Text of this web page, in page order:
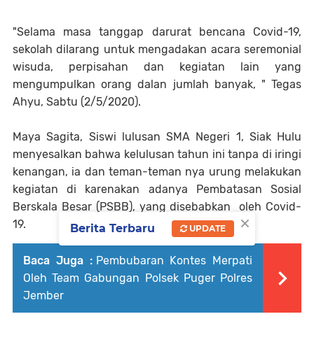
"Selama masa tanggap darurat bencana Covid-19,
sekolah dilarang untuk mengadakan acara seremonial
wisuda, perpisahan dan kegiatan lain yang
mengumpulkan orang dalan jumlah banyak, " Tegas
Ahyu, Sabtu (2/5/2020).
Maya Sagita, Siswi lulusan SMA Negeri 1, Siak Hulu
menyesalkan bahwa kelulusan tahun ini tanpa di iringi
kenangan, ia dan teman-teman nya urung melakukan
kegiatan di karenakan adanya Pembatasan Sosial
Berskala Besar (PSBB), yang disebabkan
oleh Covid-
19.
Baca Juga : Pembubaran Kontes Merpati
Oleh Team Gabungan Polsek Puger Polres
Jember
×
Berita Terbaru UPDATE